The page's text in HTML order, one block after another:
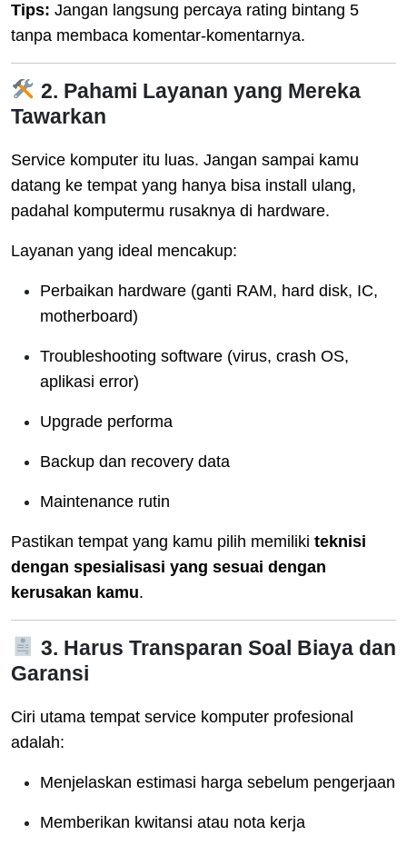
Tips: Jangan langsung percaya rating bintang 5
tanpa membaca komentar-komentarnya.
2. Pahami Layanan yang Mereka
Tawarkan
Service komputer itu luas. Jangan sampai kamu
datang ke tempat yang hanya bisa install ulang,
padahal komputermu rusaknya di hardware.
Layanan yang ideal mencakup:
Perbaikan hardware (ganti RAM, hard disk, IC,
motherboard)
Troubleshooting software (virus, crash OS,
aplikasi error)
Upgrade performa
Backup dan recovery data
Maintenance rutin
Pastikan tempat yang kamu pilih memiliki teknisi
dengan spesialisasi yang sesuai dengan
kerusakan kamu.
3. Harus Transparan Soal Biaya dan
Garansi
Ciri utama tempat service komputer profesional
adalah:
Menjelaskan estimasi harga sebelum pengerjaan
Memberikan kwitansi atau nota kerja